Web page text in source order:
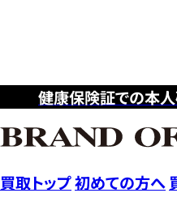
健康保険証での本
買取トップ初めての方へ